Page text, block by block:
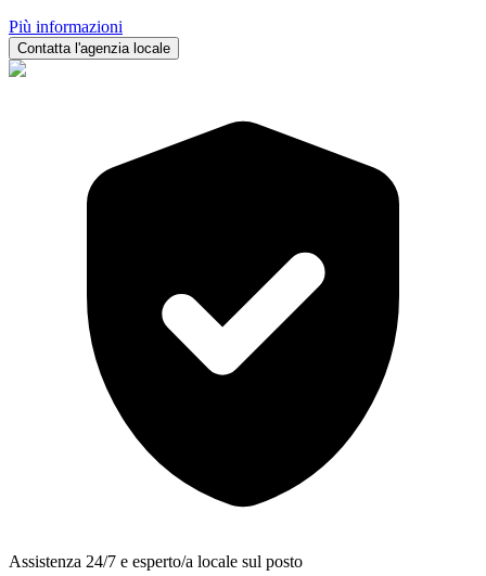
Più informazioni
Contatta l'agenzia locale
Assistenza 24/7 e esperto/a locale sul posto